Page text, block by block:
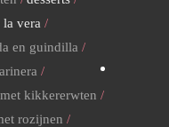
vera
en guindilla
kikkererwten
rozijnen